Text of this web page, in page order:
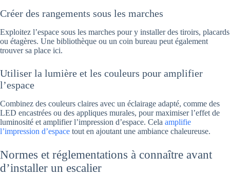
Créer des rangements sous les marches
Exploitez l’espace sous les marches pour y installer des tiroirs, placards
ou étagères. Une bibliothèque ou un coin bureau peut également
trouver sa place ici.
Utiliser la lumière et les couleurs pour amplifier
l’espace
Combinez des couleurs claires avec un éclairage adapté, comme des
LED encastrées ou des appliques murales, pour maximiser l’effet de
luminosité et amplifier l’impression d’espace. Cela amplifie
l’impression d’espace tout en ajoutant une ambiance chaleureuse.
Normes et réglementations à connaître avant
d’installer un escalier